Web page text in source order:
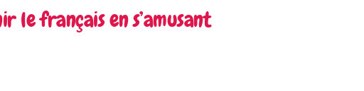
le français en s’amusant